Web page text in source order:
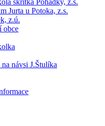
skřítka Pohádky, z.s.
Jurta u Potoka, z.s.
z.ú.
obce
návsi J.Štulíka